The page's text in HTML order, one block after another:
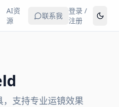
AI资
源
联系我
登录 /
注册
支持专业运镜效果